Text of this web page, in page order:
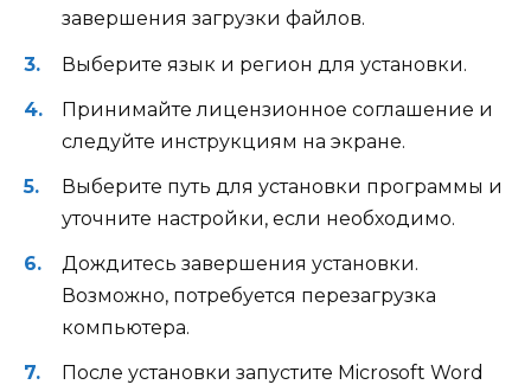
завершения загрузки файлов.
Выберите язык и регион для установки.
Принимайте лицензионное соглашение и
следуйте инструкциям на экране.
Выберите путь для установки программы и
уточните настройки, если необходимо.
Дождитесь завершения установки.
Возможно, потребуется перезагрузка
компьютера.
После установки запустите Microsoft Word